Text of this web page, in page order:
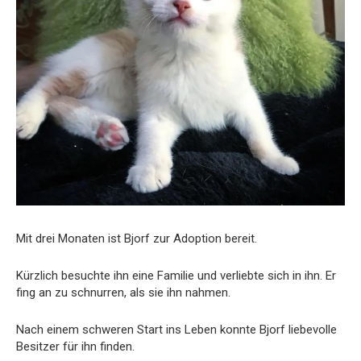
Mit drei Monaten ist Bjorf zur Adoption bereit.
Kürzlich besuchte ihn eine Familie und verliebte sich in ihn. Er
fing an zu schnurren, als sie ihn nahmen.
Nach einem schweren Start ins Leben konnte Bjorf liebevolle
Besitzer für ihn finden.